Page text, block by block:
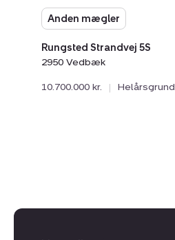
Anden mægler
Rungsted Strandvej 5S
2950 Vedbæk
10.700.000 kr. | Helårsgrund